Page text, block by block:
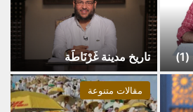
تاريخ مدينة غَرْنَاطَة
مقالات متنوعة